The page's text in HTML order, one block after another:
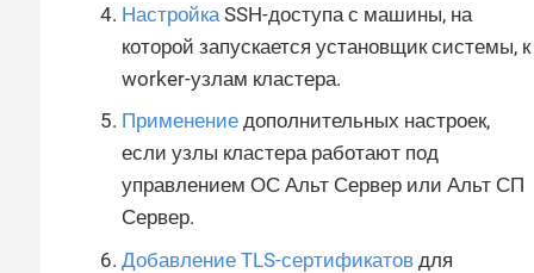
Настройка SSH-доступа с машины, на
которой запускается установщик системы, к
worker-узлам кластера.
Применение дополнительных настроек,
если узлы кластера работают под
управлением ОС Альт Сервер или Альт СП
Сервер.
Добавление TLS-сертификатов для